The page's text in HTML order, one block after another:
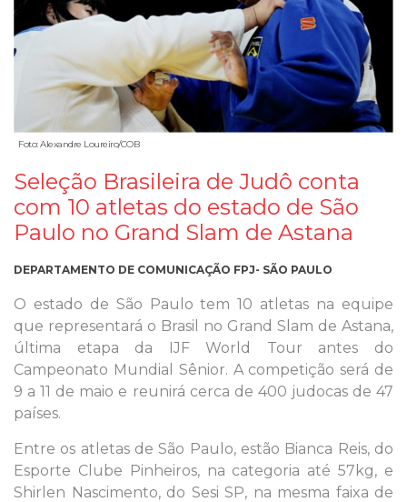
Foto: Alexandre Loureiro/COB
Seleção Brasileira de Judô conta
com 10 atletas do estado de São
Paulo no Grand Slam de Astana
DEPARTAMENTO DE COMUNICAÇÃO FPJ- SÃO PAULO
O estado de São Paulo tem 10 atletas na equipe
que representará o Brasil no Grand Slam de Astana,
última etapa da IJF World Tour antes do
Campeonato Mundial Sênior. A competição será de
9 a 11 de maio e reunirá cerca de 400 judocas de 47
países.
Entre os atletas de São Paulo, estão Bianca Reis, do
Esporte Clube Pinheiros, na categoria até 57kg, e
Shirlen Nascimento, do Sesi SP, na mesma faixa de